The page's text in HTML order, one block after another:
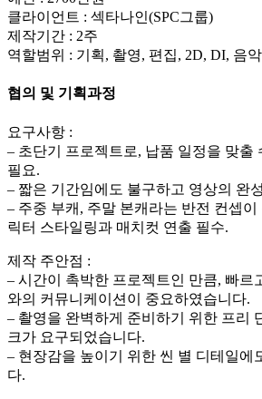
클라이언트 : 섹타나인(SPC그룹)
제작기간 : 2주
역할범위 : 기획, 촬영, 편집, 2D, DI, 음
협의 및 기획과정
요구사항 :
– 초단기 프로젝트로, 납품 일정을 맞출
필요.
– 짧은 기간임에도 불구하고 영상의 완
– 주중 부캐, 주말 본캐라는 반전 컨셉이
릭터 스타일링과 매치컷 연출 필수.
제작 주안점 :
– 시간이 촉박한 프로젝트인 만큼, 빠르
와의 커뮤니케이션이 중요하였습니다.
– 촬영을 완벽하게 준비하기 위한 프리
크가 요구되었습니다.
– 현장감을 높이기 위한 씬 별 디테일에
다.